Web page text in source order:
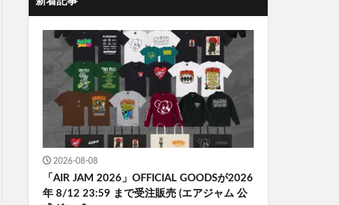
2026-08-08
「AIR JAM 2026」OFFICIAL GOODSが2026
年 8/12 23:59 まで受注販売 (エアジャム 公